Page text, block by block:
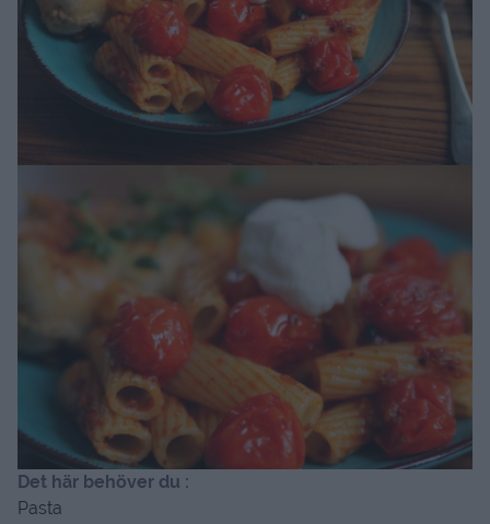
Det här behöver du :
Pasta